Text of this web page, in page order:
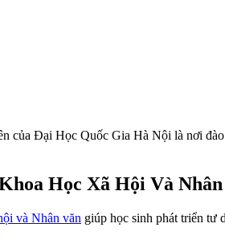
Đại Học Quốc Gia Hà Nội là nơi
Học Xã Hội Và Nhân
và Nhân văn giúp học sinh phát triển tư